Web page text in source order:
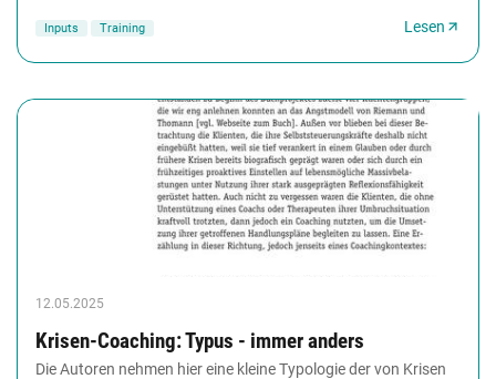
Inputs Training Lesen
12.05.2025
Krisen-Coaching: Typus - immer anders
Die Autoren nehmen hier eine kleine Typologie der von Krisen